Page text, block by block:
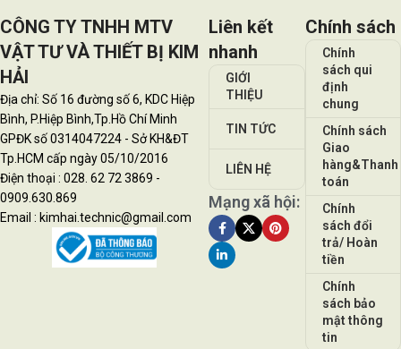
CÔNG TY TNHH MTV
VẬT TƯ VÀ THIẾT BỊ KIM
HẢI
Địa chỉ: Số 16 đường số 6, KDC Hiệp
Bình, P.Hiệp Bình,Tp.Hồ Chí Minh
GPĐK số 0314047224 - Sở KH&ĐT
Tp.HCM cấp ngày 05/10/2016
Điện thoại : 028. 62 72 3869 -
0909.630.869
Email : kimhai.technic@gmail.com
Liên kết
nhanh
GIỚI
THIỆU
TIN TỨC
LIÊN HỆ
Mạng xã hội:
Chính sách
Chính
sách qui
định
chung
Chính sách
Giao
hàng&Thanh
toán
Chính
sách đổi
trả/ Hoàn
tiền
Chính
sách bảo
mật thông
tin